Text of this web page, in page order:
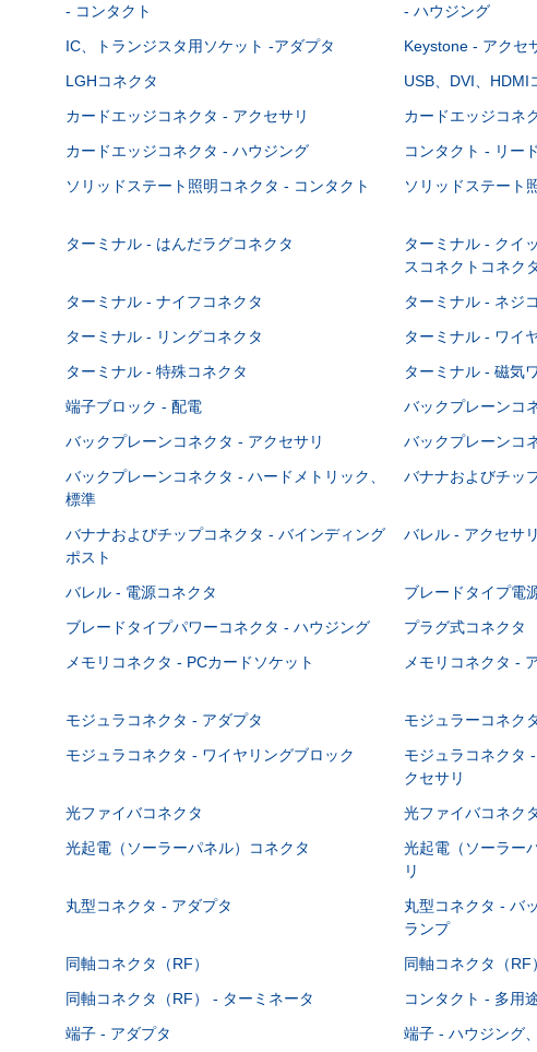
- コンタクト
- ハウジング
IC、トランジスタ用ソケット -アダプタ Keystone - アクセ
LGHコネクタ
USB、DVI、HDMI
カードエッジコネクタ - アクセサリ
カードエッジコネ
カードエッジコネクタ - ハウジング
コンタクト - リー
ソリッドステート照明コネクタ - コンタクト
ソリッドステート
ターミナル - はんだラグコネクタ
ターミナル - クイ
スコネクトコネク
ターミナル - ナイフコネクタ ターミナル - ネジ
ターミナル - リングコネクタ
ターミナル - ワイ
ターミナル - 特殊コネクタ
ターミナル - 磁気
端子ブロック - 配電
バックプレーンコ
バックプレーンコネクタ - アクセサリ
バックプレーンコ
バックプレーンコネクタ - ハードメトリック、
標準
バナナおよびチッ
バナナおよびチップコネクタ - バインディング
ポスト
バレル - アクセサリ
バレル - 電源コネクタ ブレードタイプ電
ブレードタイプパワーコネクタ - ハウジング
プラグ式コネクタ
メモリコネクタ - PCカードソケット
メモリコネクタ -
モジュラコネクタ - アダプタ モジュラーコネク
モジュラコネクタ - ワイヤリングブロック
モジュラコネクタ
クセサリ
光ファイバコネクタ 光ファイバコネク
光起電（ソーラーパネル）コネクタ
光起電（ソーラー
リ
丸型コネクタ - アダプタ
丸型コネクタ - バ
ランプ
同軸コネクタ（RF） 同軸コネクタ（RF
同軸コネクタ（RF） - ターミネータ
コンタクト - 多用
端子 - アダプタ
端子 - ハウジング